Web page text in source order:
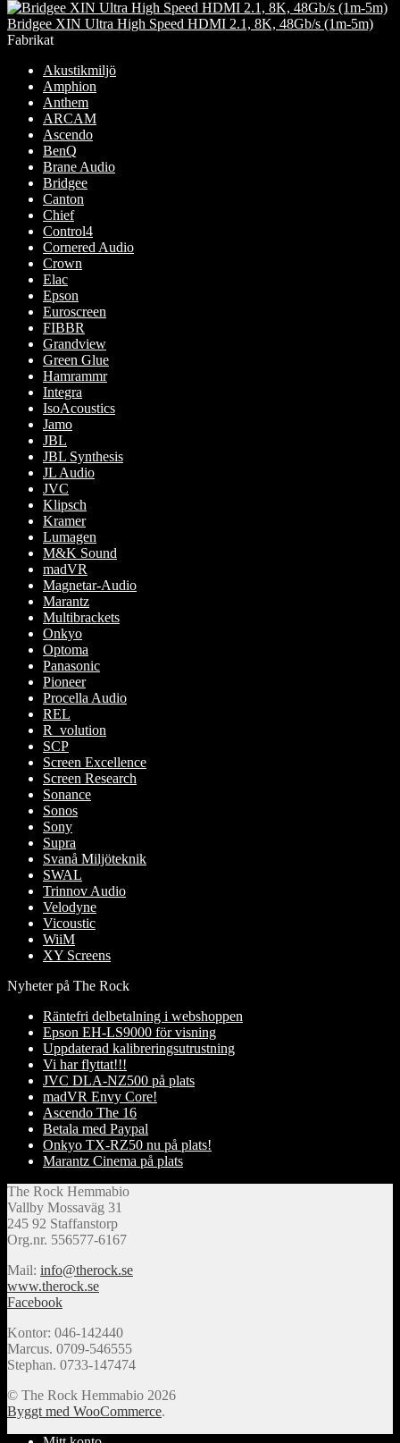
Bridgee XIN Ultra High Speed HDMI 2.1, 8K, 48Gb/s (1m-5m)
Fabrikat
Akustikmiljö
Amphion
Anthem
ARCAM
Ascendo
BenQ
Brane Audio
Bridgee
Canton
Chief
Control4
Cornered Audio
Crown
Elac
Epson
Euroscreen
FIBBR
Grandview
Green Glue
Hamrammr
Integra
IsoAcoustics
Jamo
JBL
JBL Synthesis
JL Audio
JVC
Klipsch
Kramer
Lumagen
M&K Sound
madVR
Magnetar-Audio
Marantz
Multibrackets
Onkyo
Optoma
Panasonic
Pioneer
Procella Audio
REL
R_volution
SCP
Screen Excellence
Screen Research
Sonance
Sonos
Sony
Supra
Svanå Miljöteknik
SWAL
Trinnov Audio
Velodyne
Vicoustic
WiiM
XY Screens
Nyheter på The Rock
Räntefri delbetalning i webshoppen
Epson EH-LS9000 för visning
Uppdaterad kalibreringsutrustning
Vi har flyttat!!!
JVC DLA-NZ500 på plats
madVR Envy Core!
Ascendo The 16
Betala med Paypal
Onkyo TX-RZ50 nu på plats!
Marantz Cinema på plats
The Rock Hemmabio
Vallby Mossaväg 31
245 92 Staffanstorp
Org.nr. 556577-6167
Mail: info@therock.se
www.therock.se
Facebook
Kontor: 046-142440
Marcus. 0709-546555
Stephan. 0733-147474
© The Rock Hemmabio 2026
Byggt med WooCommerce.